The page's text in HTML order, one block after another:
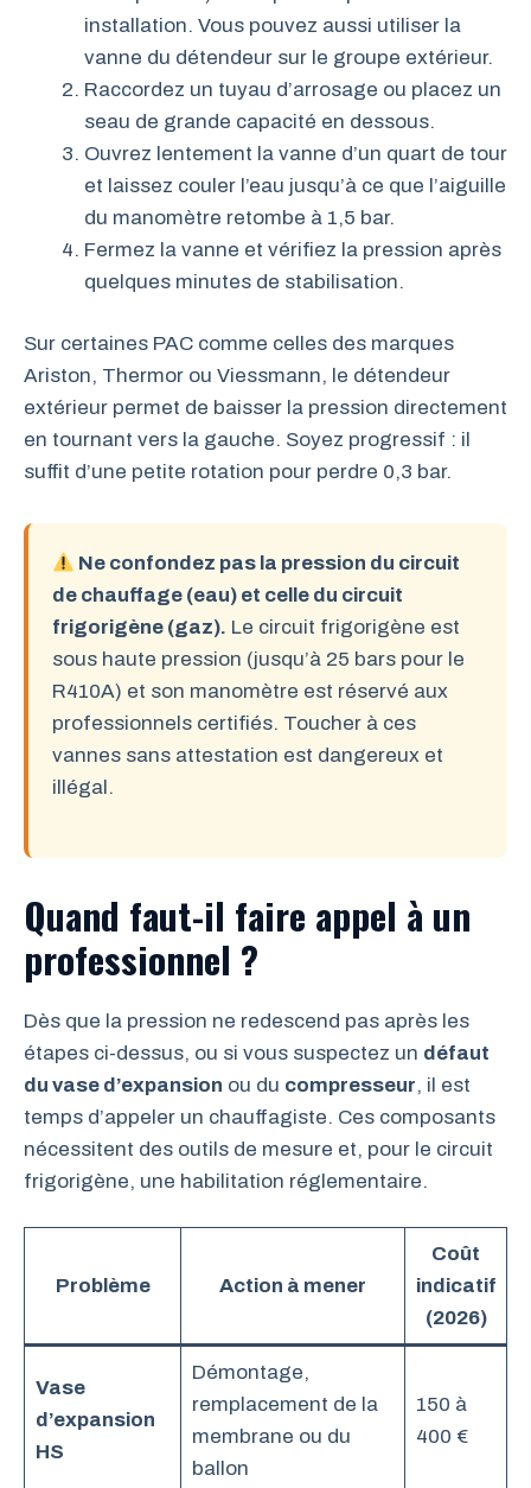
installation. Vous pouvez aussi utiliser la
vanne du détendeur sur le groupe extérieur.
Raccordez un tuyau d’arrosage ou placez un
seau de grande capacité en dessous.
Ouvrez lentement la vanne d’un quart de tour
et laissez couler l’eau jusqu’à ce que l’aiguille
du manomètre retombe à 1,5 bar.
Fermez la vanne et vérifiez la pression après
quelques minutes de stabilisation.
Sur certaines PAC comme celles des marques
Ariston, Thermor ou Viessmann, le détendeur
extérieur permet de baisser la pression directement
en tournant vers la gauche. Soyez progressif : il
suffit d’une petite rotation pour perdre 0,3 bar.
Ne confondez pas la pression du circuit
de chauffage (eau) et celle du circuit
frigorigène (gaz). Le circuit frigorigène est
sous haute pression (jusqu’à 25 bars pour le
R410A) et son manomètre est réservé aux
professionnels certifiés. Toucher à ces
vannes sans attestation est dangereux et
illégal.
Quand faut-il faire appel à un
professionnel ?
Dès que la pression ne redescend pas après les
étapes ci-dessus, ou si vous suspectez un défaut
du vase d’expansion ou du compresseur, il est
temps d’appeler un chauffagiste. Ces composants
nécessitent des outils de mesure et, pour le circuit
frigorigène, une habilitation réglementaire.
Problème Action à mener
Coût
indicatif
(2026)
Vase
d’expansion
HS
Démontage,
remplacement de la
membrane ou du
ballon
150 à
400 €